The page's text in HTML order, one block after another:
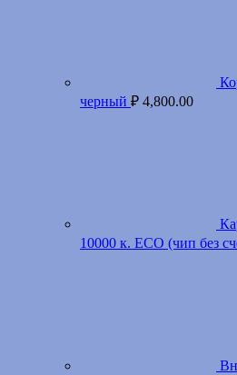
черный ₽ 4,800.00
10000 к. ECO (чип без